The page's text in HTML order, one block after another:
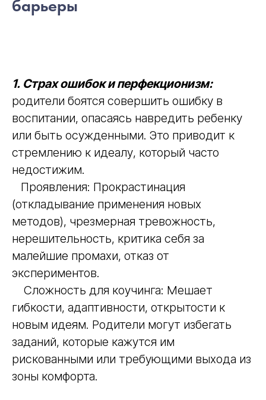
барьеры
1. Страх ошибок и перфекционизм:
родители боятся совершить ошибку в
воспитании, опасаясь навредить ребенку
или быть осужденными. Это приводит к
стремлению к идеалу, который часто
недостижим.
Проявления: Прокрастинация
(откладывание применения новых
методов), чрезмерная тревожность,
нерешительность, критика себя за
малейшие промахи, отказ от
экспериментов.
Сложность для коучинга: Мешает
гибкости, адаптивности, открытости к
новым идеям. Родители могут избегать
заданий, которые кажутся им
рискованными или требующими выхода из
зоны комфорта.